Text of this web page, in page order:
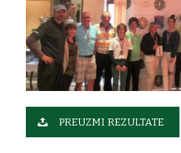
PREUZMI REZULTATE